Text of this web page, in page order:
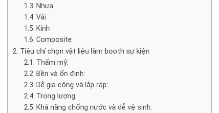
Nhựa
Vải
Kính
Composite
Tiêu chí chọn vật liệu làm booth sự kiện
Thẩm mỹ:
Bền và ổn định:
Dễ gia công và lắp ráp:
Trọng lượng:
Khả năng chống nước và dễ vệ sinh: